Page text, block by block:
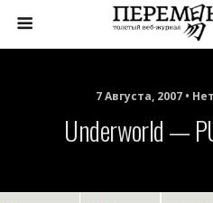
7 Августа, 2007 •
Underworld —